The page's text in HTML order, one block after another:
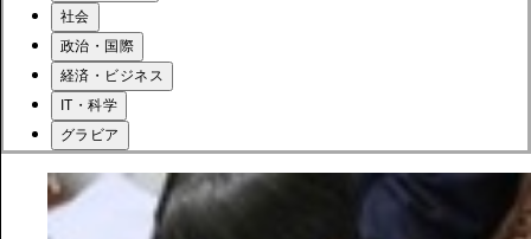
社会
政治・国際
経済・ビジネス
IT・科学
グラビア